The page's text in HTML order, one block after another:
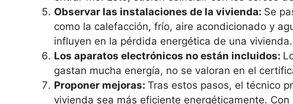
Observar las instalaciones de la vivienda: Se
como la calefacción, frío, aire acondicionado y
influyen en la pérdida energética de una vivienda.
Los aparatos electrónicos no están incluidos:
gastan mucha energía, no se valoran en el
Proponer mejoras: Tras estos pasos, el técnico
vivienda sea más eficiente energéticamente.